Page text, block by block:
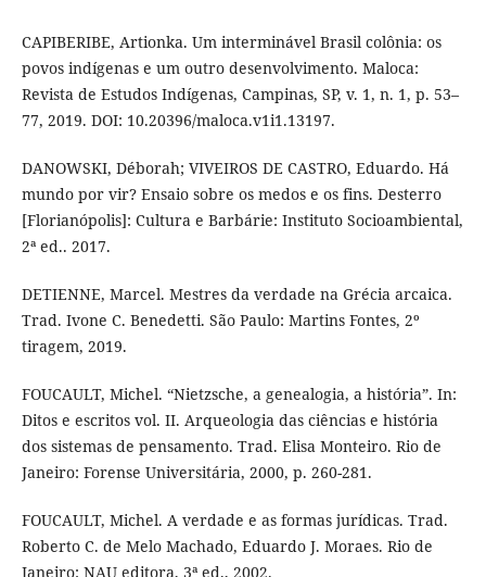
CAPIBERIBE, Artionka. Um interminável Brasil colônia: os
povos indígenas e um outro desenvolvimento. Maloca:
Revista de Estudos Indígenas, Campinas, SP, v. 1, n. 1, p. 53–
77, 2019. DOI: 10.20396/maloca.v1i1.13197.
DANOWSKI, Déborah; VIVEIROS DE CASTRO, Eduardo. Há
mundo por vir? Ensaio sobre os medos e os fins. Desterro
[Florianópolis]: Cultura e Barbárie: Instituto Socioambiental,
2ª ed.. 2017.
DETIENNE, Marcel. Mestres da verdade na Grécia arcaica.
Trad. Ivone C. Benedetti. São Paulo: Martins Fontes, 2º
tiragem, 2019.
FOUCAULT, Michel. “Nietzsche, a genealogia, a história”. In:
Ditos e escritos vol. II. Arqueologia das ciências e história
dos sistemas de pensamento. Trad. Elisa Monteiro. Rio de
Janeiro: Forense Universitária, 2000, p. 260-281.
FOUCAULT, Michel. A verdade e as formas jurídicas. Trad.
Roberto C. de Melo Machado, Eduardo J. Moraes. Rio de
Janeiro: NAU editora, 3ª ed., 2002.